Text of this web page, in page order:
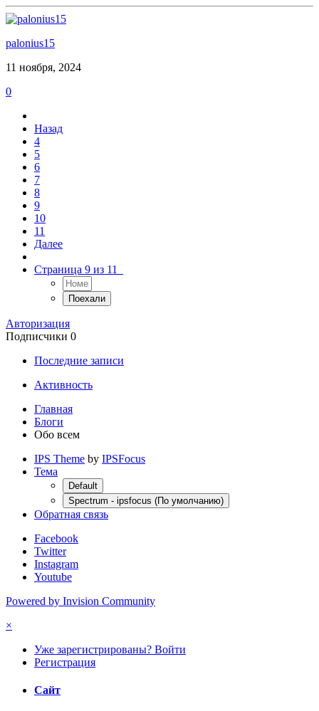
palonius15
11 ноября, 2024
0
Назад
4
5
6
7
8
9
10
11
Далее
Страница 9 из 11
Авторизация
Подписчики 0
Последние записи
Активность
Главная
Блоги
Обо всем
IPS Theme by IPSFocus
Тема
Default
Spectrum - ipsfocus (По умолчанию)
Обратная связь
Facebook
Twitter
Instagram
Youtube
Powered by Invision Community
×
Уже зарегистрированы? Войти
Регистрация
Сайт